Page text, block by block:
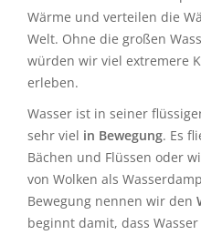
Wärme und verteilen die
Welt. Ohne die großen
würden wir viel extremere
erleben.
Wasser ist in seiner
sehr viel in Bewegung. Es
Bächen und Flüssen oder
von Wolken als
Bewegung nennen wir den
beginnt damit, dass